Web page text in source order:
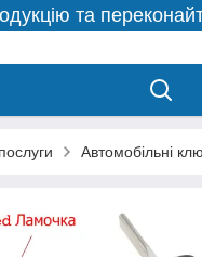
та
Автомобільні